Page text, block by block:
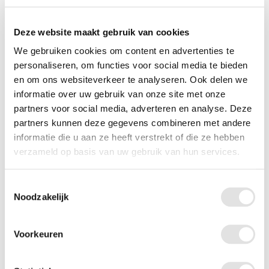
Deze website maakt gebruik van cookies
We gebruiken cookies om content en advertenties te
personaliseren, om functies voor social media te bieden
en om ons websiteverkeer te analyseren. Ook delen we
informatie over uw gebruik van onze site met onze
partners voor social media, adverteren en analyse. Deze
partners kunnen deze gegevens combineren met andere
informatie die u aan ze heeft verstrekt of die ze hebben
verzameld op basis van uw gebruik van hun services.
Noodzakelijk
Voorkeuren
Merk 2mobility
EAN-code 8719327004500
Gewicht 6 kg
Max. gebruikersgewicht 100 kg
Gebruik Alleen binnen
Maat Medium
Bandtype
Kleur